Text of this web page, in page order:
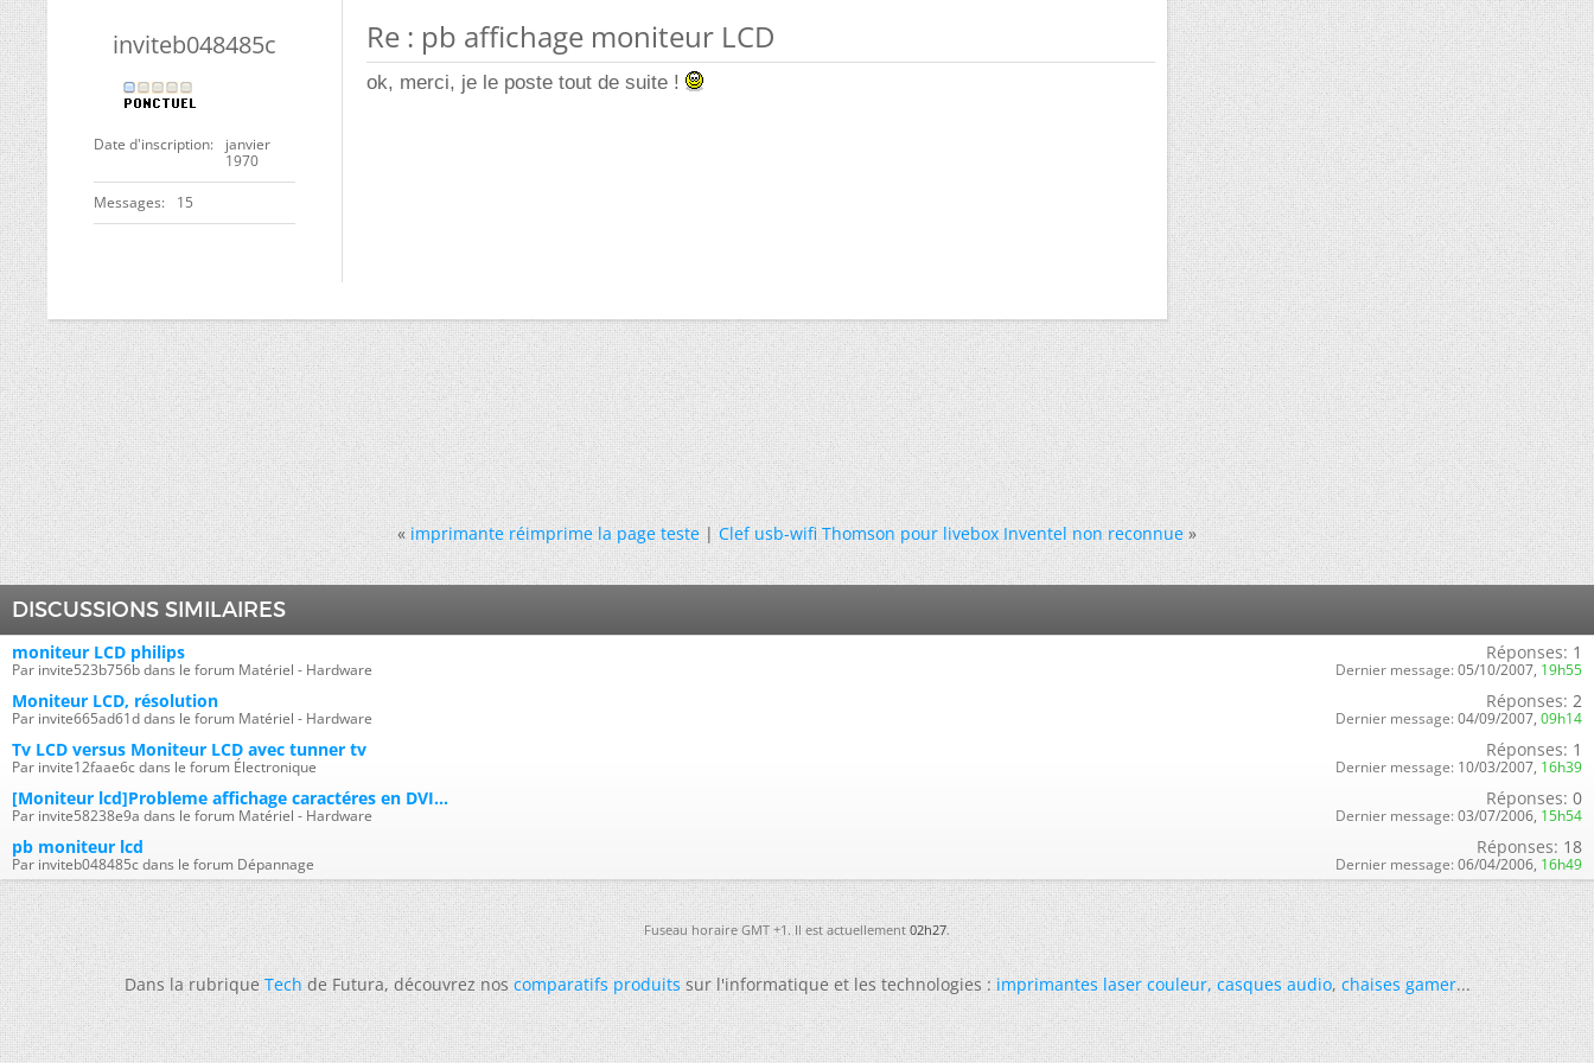
inviteb048485c
Date d'inscription
janvier
1970
Messages 15
Re : pb affichage moniteur LCD
ok, merci, je le poste tout de suite !
« imprimante réimprime la page teste|Clef usb-wifi Thomson pour livebox Inventel non reconnue »
DISCUSSIONS SIMILAIRES
moniteur LCD philips
Par invite523b756b dans le forum Matériel - Hardware
Réponses: 1
Dernier message: 05/10/2007, 19h55
Moniteur LCD, résolution
Par invite665ad61d dans le forum Matériel - Hardware
Réponses: 2
Dernier message: 04/09/2007, 09h14
Tv LCD versus Moniteur LCD avec tunner tv
Par invite12faae6c dans le forum Électronique
Réponses: 1
Dernier message: 10/03/2007, 16h39
[Moniteur lcd]Probleme affichage caractéres en DVI...
Par invite58238e9a dans le forum Matériel - Hardware
Réponses: 0
Dernier message: 03/07/2006, 15h54
pb moniteur lcd
Par inviteb048485c dans le forum Dépannage
Réponses: 18
Dernier message: 06/04/2006, 16h49
Fuseau horaire GMT +1. Il est actuellement02h27.
Dans la rubriqueTechde Futura, découvrez noscomparatifs produitssur l'informatique et les technologies :imprimantes laser couleur,casques audio,chaises gamer...